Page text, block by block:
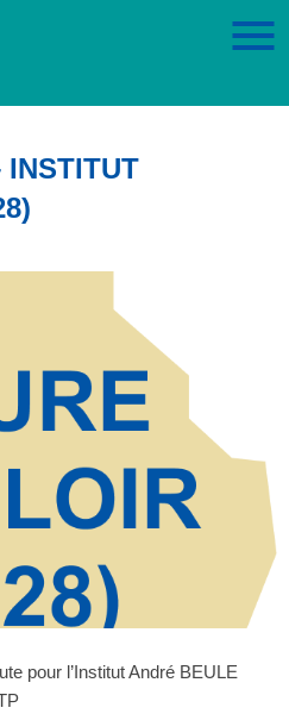
INSTITUT
pour l’Institut André BEULE